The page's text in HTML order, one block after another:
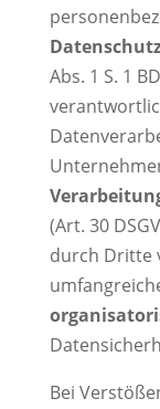
Abs. 1 S. 1
(Art. 30
durch Dritte
Bei